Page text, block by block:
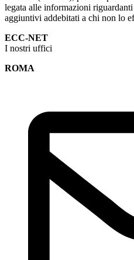
legata alle informazioni
aggiuntivi addebitati a chi non lo
ECC-NET
I nostri uffici
ROMA